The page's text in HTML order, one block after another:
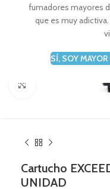
fumadores mayores
que es muy
SÍ, SOY MAYOR
Haga Click para
Cartucho
UNIDAD